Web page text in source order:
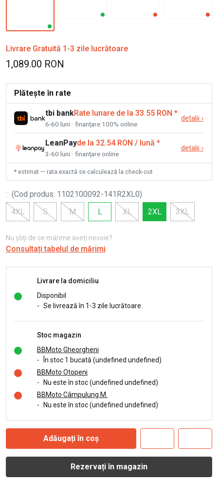
Livrare Gratuită 1-3 zile lucrătoare
1,089.00 RON
Plătește în rate
tbi bankRate lunare de la 33.55 RON *
6-60 luni · finanțare 100% online
detalii ›
LeanPayde la 32.54 RON / lună *
3-60 luni · finanțare online
detalii ›
* estimat — rata exactă se calculează la check-out
: (Cod produs: 1102100092-141R2XL0)
4XL
S M L XL 2XL 3XL
Nu știți de ce mărime aveți nevoie?
Consultați tabelul de mărimi
Livrare la domiciliu
Disponibil
- Se livrează în 1-3 zile lucrătoare.
Stoc magazin
BBMoto Gheorgheni
-
În stoc 1 bucată (undefined undefined)
BBMoto Otopeni
-
Nu este în stoc (undefined undefined)
BBMoto Câmpulung M.
-
Nu este în stoc (undefined undefined)
Adăugați în coș
Rezervați în magazin